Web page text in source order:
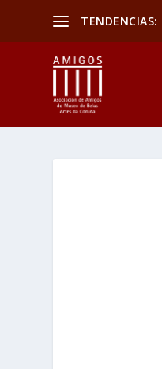
TENDENCIAS: